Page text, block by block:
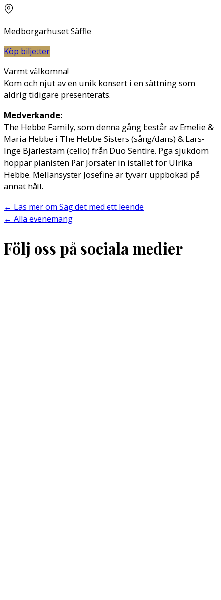
Medborgarhuset Säffle
Köp biljetter
Varmt välkomna!
Kom och njut av en unik konsert i en sättning som
aldrig tidigare presenterats.
Medverkande:
The Hebbe Family, som denna gång består av Emelie &
Maria Hebbe i The Hebbe Sisters (sång/dans) & Lars-
Inge Bjärlestam (cello) från Duo Sentire. Pga sjukdom
hoppar pianisten Pär Jorsäter in istället för Ulrika
Hebbe. Mellansyster Josefine är tyvärr uppbokad på
annat håll.
← Läs mer om Säg det med ett leende
← Alla evenemang
Följ oss på sociala medier